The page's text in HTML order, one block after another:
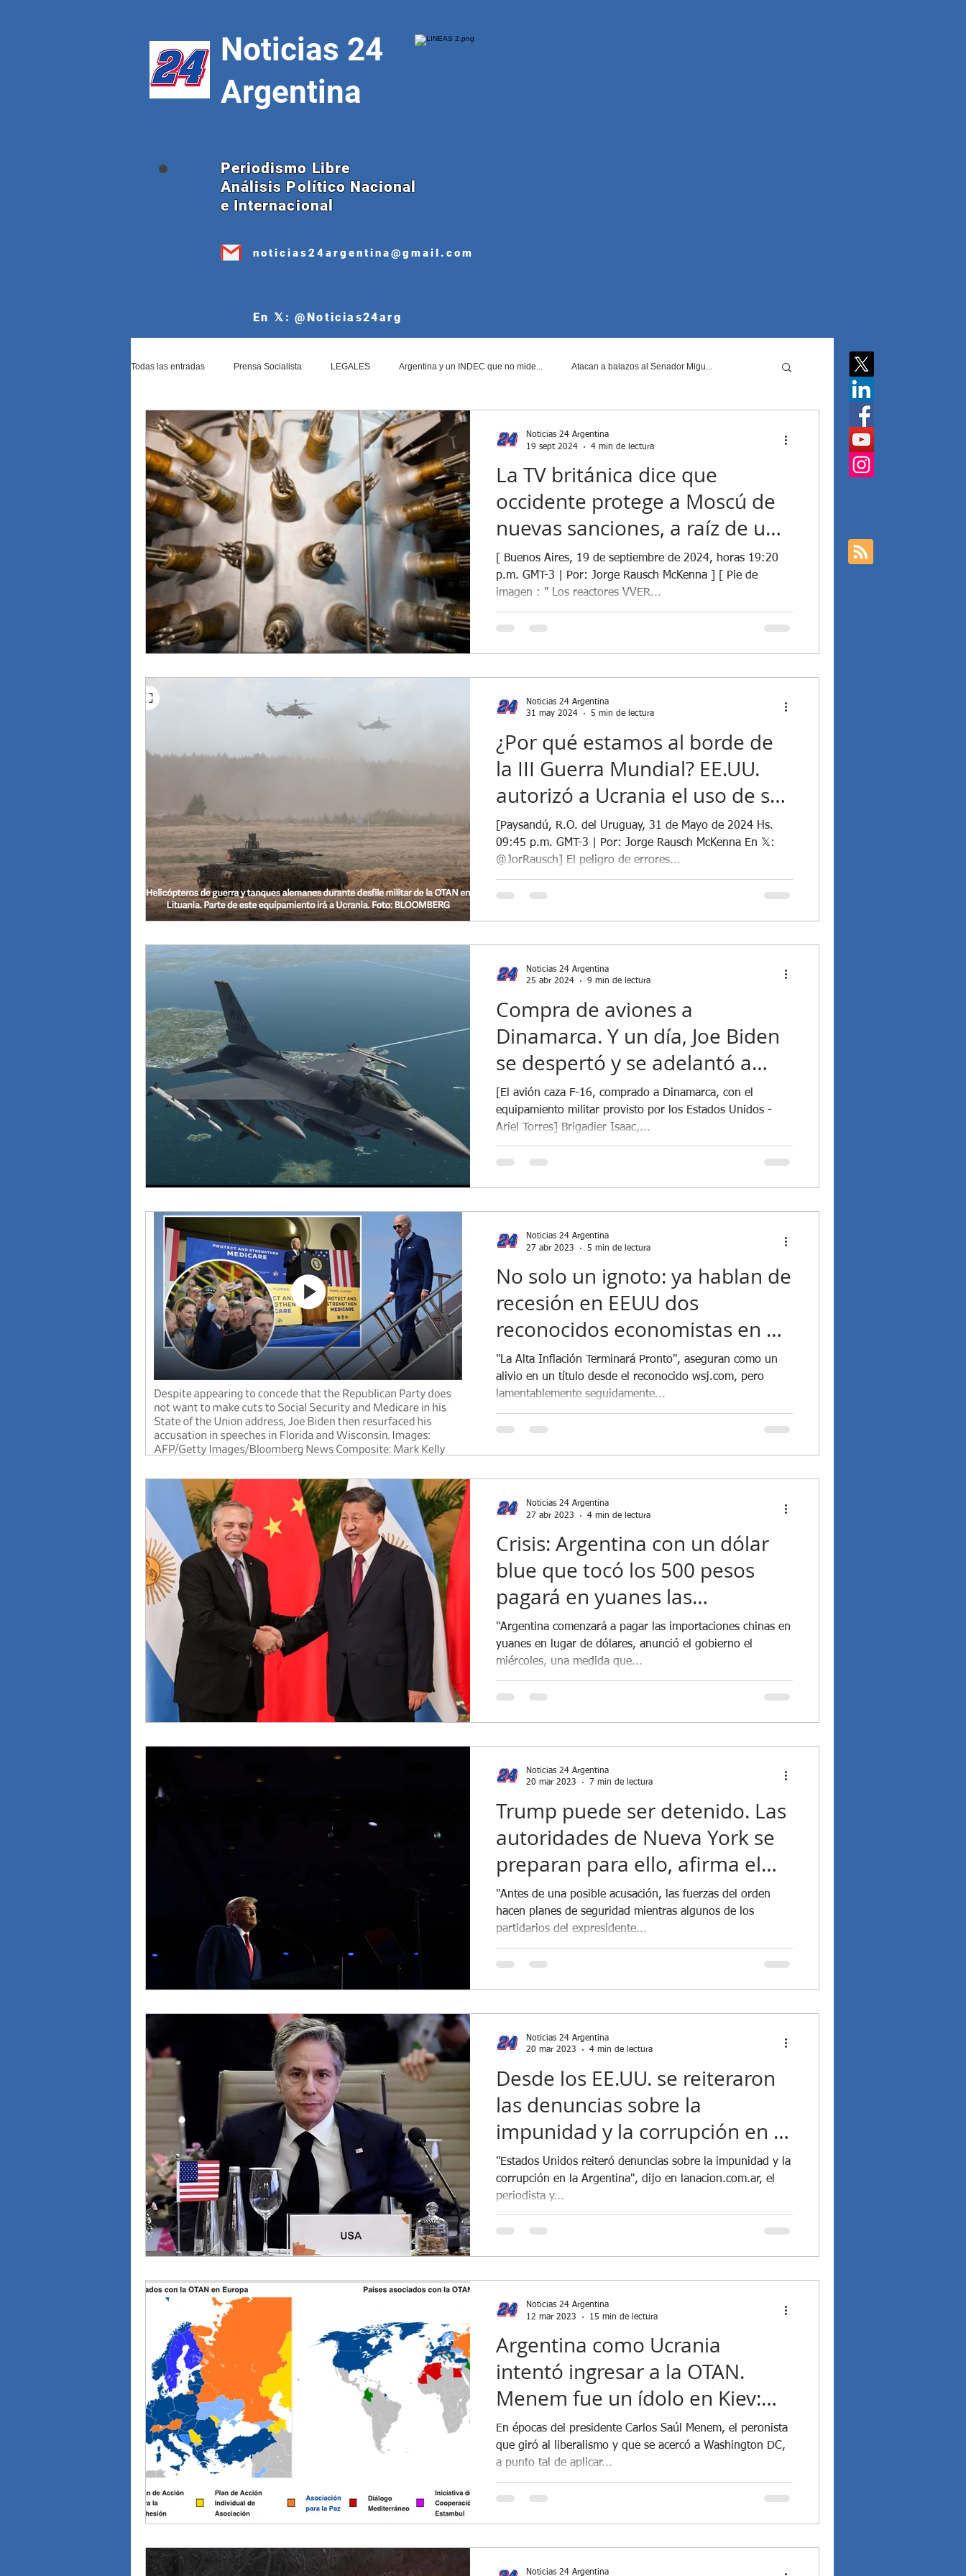
Noticias 24
Argentina
Periodismo Libre
Análisis Político Nacional
e Internacional
noticias24argentina@gmail.com
En 𝕏: @Noticias24arg
Todas las entradas Prensa Socialista LEGALES Argentina y un INDEC que no mide... Atacan a balazos al Senador Migu...
Ataque de Israel a Irán Ataque de Javier Milei al period... ¿Fraude Libertario?
Causas contra Cristina Kirchner Colombia Violenta Cumbre entre Donald Trump y Xi J... Denuncias contra Javier Milei y ...
Diputados rechazó los vetos de M... Disposiciones Claves a las que d... Durísima derrota para Javier Mil... EE.UU. bombardeó a Irán
El Senado blinda por ley a los p... El Senado rechaza Decretos del p... Elecciones Argentina Elecciones Argentinas
Elecciones Legislativas del 26 d... Epstein el degenerado abusador e... Grave denuncia penal contra Cris... Guerra Rusia - Ucrania
Investigación sobre el Cáncer Javier Milei anunció por Cadena ... Javier Milei podría verse perjud... Javier Milei realizó un Acto de ...
La TV británica dice que
occidente protege a Moscú de
nuevas sanciones, a raíz de una
información sobre el Estado de
la Industria Nuclear Mundial".
¿Qué dice el informe sobre la
dependencia de Rusia?
[ Buenos Aires, 19 de septiembre de 2024, horas 19:20
p.m. GMT-3 | Por: Jorge Rausch McKenna ] [ Pie de
imagen : " Los reactores VVER...
Noticias 24 Argentina
19 sept 2024
4 min de lectura
¿Por qué estamos al borde de
la III Guerra Mundial? EE.UU.
autorizó a Ucrania el uso de sus
armas en territorio de Rusia y
se sumaron otros países de la
Unión Europea. Nivel nueva
"Guerra Fría 2024"
[Paysandú, R.O. del Uruguay, 31 de Mayo de 2024 Hs.
09:45 p.m. GMT-3 | Por: Jorge Rausch McKenna En 𝕏:
@JorRausch] El peligro de errores...
Noticias 24 Argentina
31 may 2024
5 min de lectura
Compra de aviones a
Dinamarca. Y un día, Joe Biden
se despertó y se adelantó a
China en la carrera geopolítica
y llegarán los F-16. ¿Qué dijo el
jefe de las Fuerzas Armadas,
Brigadier Xavier Isaac?
[El avión caza F-16, comprado a Dinamarca, con el
equipamiento militar provisto por los Estados Unidos -
Ariel Torres] Brigadier Isaac,...
Noticias 24 Argentina
25 abr 2024
9 min de lectura
No solo un ignoto: ya hablan de
recesión en EEUU dos
reconocidos economistas en el
prestigioso WSJ
"La Alta Inflación Terminará Pronto", aseguran como un
alivio en un título desde el reconocido wsj.com, pero
lamentablemente seguidamente...
Noticias 24 Argentina
27 abr 2023
5 min de lectura
Crisis: Argentina con un dólar
blue que tocó los 500 pesos
pagará en yuanes las
importaciones chinas
"Argentina comenzará a pagar las importaciones chinas en
yuanes en lugar de dólares, anunció el gobierno el
miércoles, una medida que...
Noticias 24 Argentina
27 abr 2023
4 min de lectura
Trump puede ser detenido. Las
autoridades de Nueva York se
preparan para ello, afirma el
N.Y. Times
"Antes de una posible acusación, las fuerzas del orden
hacen planes de seguridad mientras algunos de los
partidarios del expresidente...
Noticias 24 Argentina
20 mar 2023
7 min de lectura
Desde los EE.UU. se reiteraron
las denuncias sobre la
impunidad y la corrupción en la
Argentina
"Estados Unidos reiteró denuncias sobre la impunidad y la
corrupción en la Argentina", dijo en lanacion.com.ar, el
periodista y...
Noticias 24 Argentina
20 mar 2023
4 min de lectura
Argentina como Ucrania
intentó ingresar a la OTAN.
Menem fue un ídolo en Kiev:
antes lo fueron otros
En épocas del presidente Carlos Saúl Menem, el peronista
que giró al liberalismo y que se acercó a Washington DC,
a punto tal de aplicar...
Noticias 24 Argentina
12 mar 2023
15 min de lectura
Noticias 24 Argentina